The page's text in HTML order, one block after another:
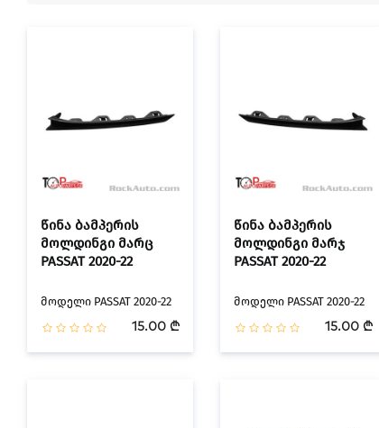
წინა ბამპერის
მოლდინგი მარც
PASSAT 2020-22
მოდელი PASSAT 2020-22
15.00 ₾
წინა ბამპერის
მოლდინგი მარჯ
PASSAT 2020-22
მოდელი PASSAT 2020-22
15.00 ₾